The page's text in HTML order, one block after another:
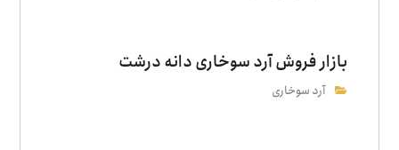
بازار فروش آرد سوخاری دانه درشت
آرد سوخاری